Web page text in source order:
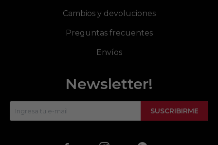
Cambios y devoluciones
Preguntas frecuentes
Envíos
Newsletter!
SUSCRIBIRME